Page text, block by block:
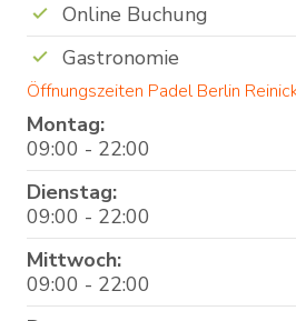
Online Buchung
Gastronomie
Öffnungszeiten Padel Berlin
Montag:
09:00 - 22:00
Dienstag:
09:00 - 22:00
Mittwoch:
09:00 - 22:00